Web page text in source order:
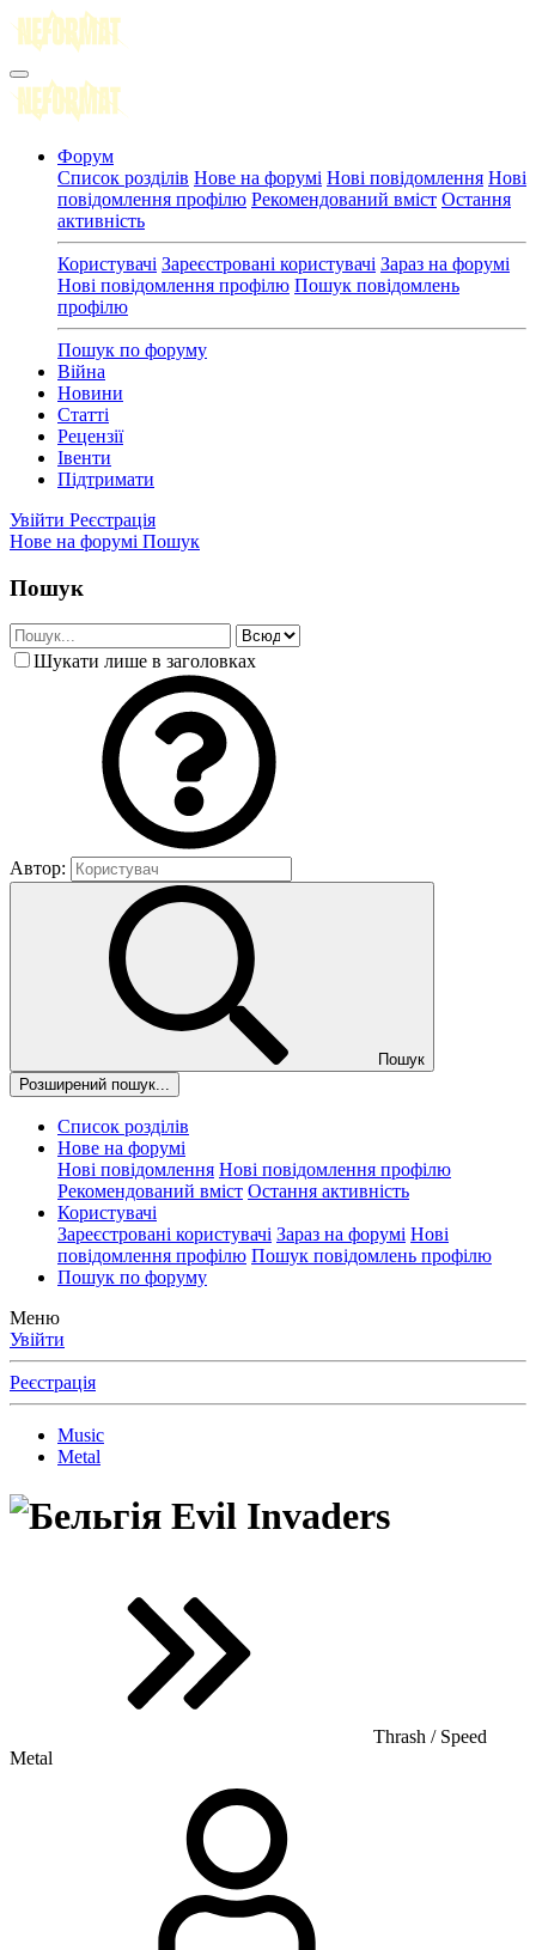
Форум
Список розділів Нове на форумі Нові повідомлення Нові
повідомлення профілю Рекомендований вміст Остання
активність
Користувачі Зареєстровані користувачі Зараз на форумі
Нові повідомлення профілю Пошук повідомлень
профілю
Пошук по форуму
Війна
Новини
Статті
Рецензії
Івенти
Підтримати
Увійти Реєстрація
Нове на форумі Пошук
Пошук
Шукати лише в заголовках
Автор:
Пошук
Розширений пошук...
Список розділів
Нове на форумі
Нові повідомлення Нові повідомлення профілю
Рекомендований вміст Остання активність
Користувачі
Зареєстровані користувачі Зараз на форумі Нові
повідомлення профілю Пошук повідомлень профілю
Пошук по форуму
Меню
Увійти
Реєстрація
Music
Metal
Evil Invaders
Thrash / Speed
Metal